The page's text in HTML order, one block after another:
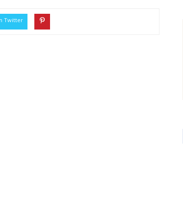
Twitter